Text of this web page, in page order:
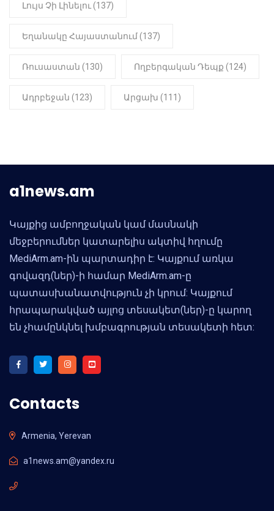
Լույս Չի Լինելու (137)
Եղանակը Հայաստանում (137)
Ռուսաստան (130) Ողբերգական Դեպք (124)
Ադրբեջան (123) Արցախ (111)
a1news.am
Կայքից ամբողջական կամ մասնակի
մեջբերումներ կատարելիս ակտիվ հղումը
MediArm.am-ին պարտադիր է: Կայքում առկա
գովազդ(ներ)-ի համար MediArm.am-ը
պատասխանատվություն չի կրում: Կայքում
հրապարակված այլոց տեսակետ(ներ)-ը կարող
են չհամընկնել խմբագրության տեսակետի հետ:
Contacts
Armenia, Yerevan
a1news.am@yandex.ru